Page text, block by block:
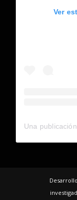
Ver